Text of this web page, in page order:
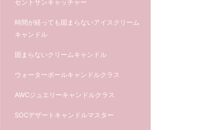
セントサンキャッチャー
時間が経っても固まらないアイスクリーム
キャンドル
固まらないクリームキャンドル
ウォーターボールキャンドルクラス
AWCジュエリーキャンドルクラス
SOCデザートキャンドルマスター